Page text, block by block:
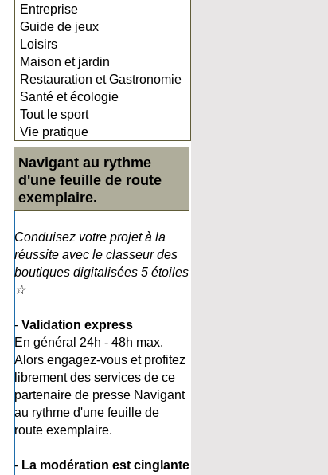
Entreprise
Guide de jeux
Loisirs
Maison et jardin
Restauration et Gastronomie
Santé et écologie
Tout le sport
Vie pratique
Navigant au rythme
d'une feuille de route
exemplaire.
Conduisez votre projet à la
réussite avec le classeur des
boutiques digitalisées 5 étoiles
☆
- Validation express
En général 24h - 48h max.
Alors engagez-vous et profitez
librement des services de ce
partenaire de presse Navigant
au rythme d'une feuille de
route exemplaire.
- La modération est cinglante